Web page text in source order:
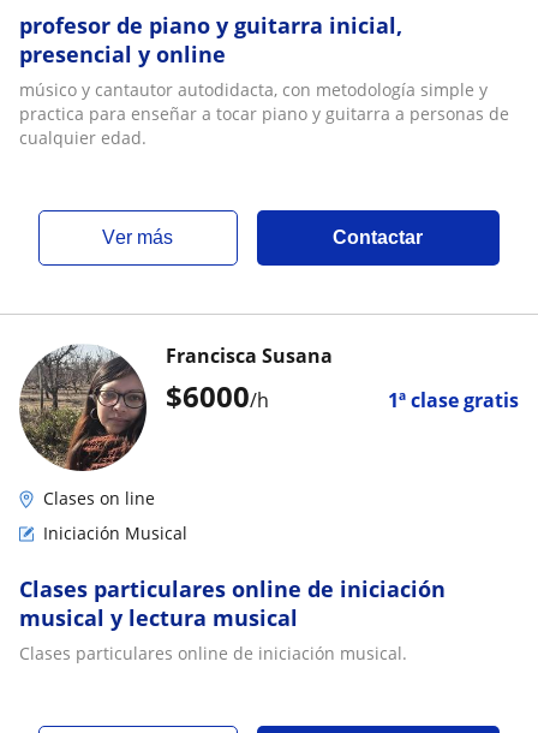
profesor de piano y guitarra inicial,
presencial y online
músico y cantautor autodidacta, con metodología simple y
practica para enseñar a tocar piano y guitarra a personas de
cualquier edad.
ver más Contactar
$6000/h 1ª clase gratis
Francisca Susana
Clases on line
Iniciación Musical
Clases particulares online de iniciación
musical y lectura musical
Clases particulares online de iniciación musical.